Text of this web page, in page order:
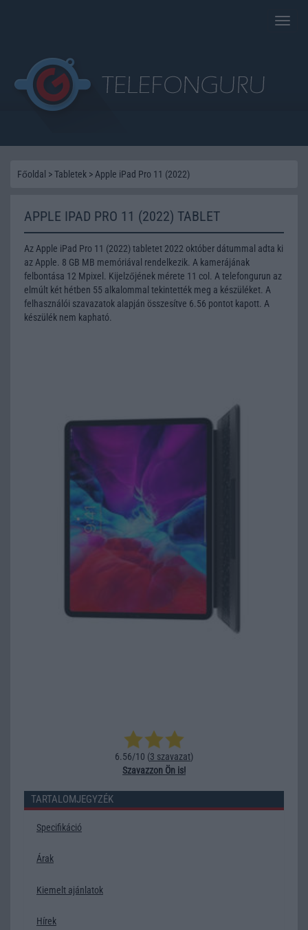
Toggle
Főoldal >Tabletek > Apple iPad Pro 11 (2022)
APPLE IPAD PRO 11 (2022) TABLET
Az Apple iPad Pro 11 (2022) tabletet 2022 október dátummal adta ki
az Apple. 8 GB MB memóriával rendelkezik. A kamerájának
felbontása 12 Mpixel. Kijelzőjének mérete 11 col. A telefongurun az
elmúlt két hétben 55 alkalommal tekintették meg a készüléket. A
felhasználói szavazatok alapján összesítve 6.56 pontot kapott. A
készülék nem kapható.
6.56/10 (3 szavazat)
Szavazzon Ön is!
TARTALOMJEGYZÉK
Specifikáció
Árak
Kiemelt ajánlatok
Hírek